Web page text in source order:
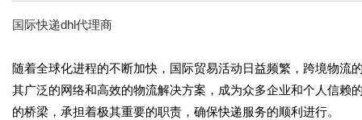
国际快递dhl代理商
随着全球化进程的不断加快，国际贸易活动日益频繁，跨境物
其广泛的网络和高效的物流解决方案，成为众多企业和个人信赖
的桥梁，承担着极其重要的职责，确保快递服务的顺利进行。